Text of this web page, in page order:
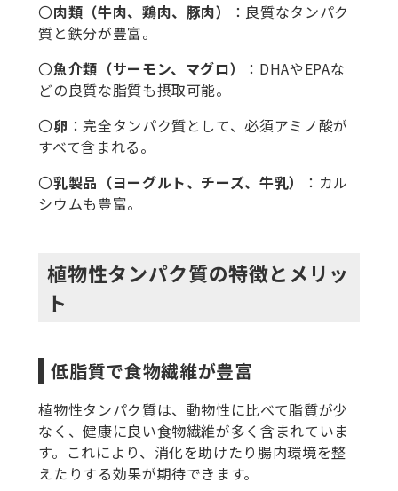
〇肉類（牛肉、鶏肉、豚肉）
：良質なタンパク
質と鉄分が豊富。
〇魚介類（サーモン、マグロ）
：DHAやEPAな
どの良質な脂質も摂取可能。
〇卵 ：完全タンパク質として、必須アミノ酸が
すべて含まれる。
〇乳製品（ヨーグルト、チーズ、牛乳）
：カル
シウムも豊富。
植物性タンパク質の特徴とメリッ
ト
低脂質で食物繊維が豊富
植物性タンパク質は、動物性に比べて脂質が少
なく、健康に良い食物繊維が多く含まれていま
す。これにより、消化を助けたり腸内環境を整
えたりする効果が期待できます。